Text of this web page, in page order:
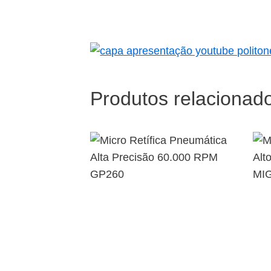
Produtos